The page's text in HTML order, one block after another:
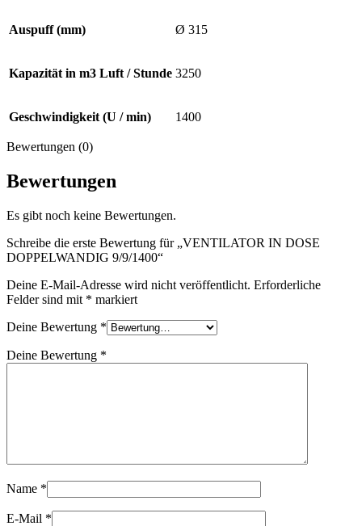
Auspuff (mm) Ø 315
Kapazität in m3 Luft / Stunde 3250
Geschwindigkeit (U / min) 1400
Bewertungen (0)
Bewertungen
Es gibt noch keine Bewertungen.
Schreibe die erste Bewertung für „VENTILATOR IN DOSE
DOPPELWANDIG 9/9/1400“
Deine E-Mail-Adresse wird nicht veröffentlicht. Erforderliche
Felder sind mit * markiert
Deine Bewertung *
Deine Bewertung *
Name *
E-Mail *